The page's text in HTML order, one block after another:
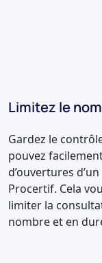
Limitez le
Gardez le
pouvez
d’ouvertures
Procertif. Cela
limiter la
nombre et en